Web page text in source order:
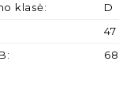
klasė:
D
47
: 68